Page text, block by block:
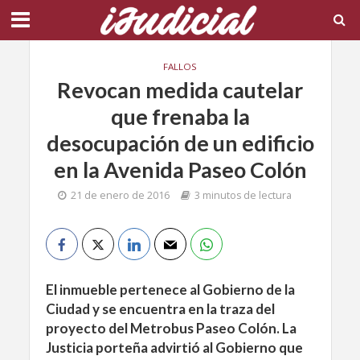
FALLOS
Revocan medida cautelar
que frenaba la
desocupación de un edificio
en la Avenida Paseo Colón
21 de enero de 2016 3 minutos de lectura
El inmueble pertenece al Gobierno de la
Ciudad y se encuentra en la traza del
proyecto del Metrobus Paseo Colón. La
Justicia porteña advirtió al Gobierno que